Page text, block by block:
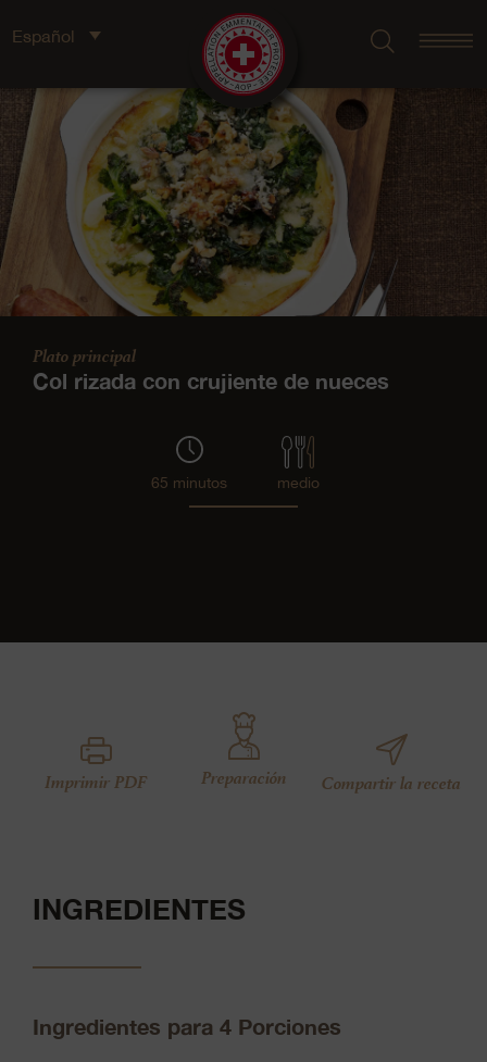
Español
Plato principal
Col rizada con crujiente de nueces
65 minutos medio
Imprimir PDF Preparación Compartir la receta
INGREDIENTES
Ingredientes para 4 Porciones